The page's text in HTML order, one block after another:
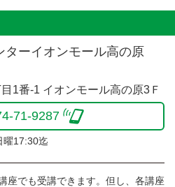
ターイオンモール高の原
1番-1 イオンモール高の原3Ｆ
71-9287
17:30迄
座でも受講できます。但し、各講座